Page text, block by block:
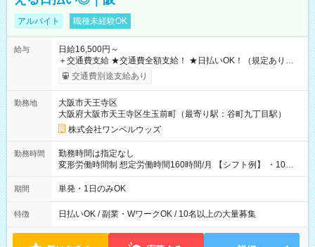
アルバイト 職種未経験OK
給与
日給16,500円～
＋交通費支給 ★交通費全額支給！ ★日払いOK！（規定あり） ┗
働いたその日に現金GET♪ お仕事後はコンビニATMから 日払
交通費別途支給あり
勤務地
大阪市天王寺区
大阪府大阪市天王寺区生玉前町（最寄り駅：谷町九丁目駅）
株式会社ワンベルウッズ
勤務時間
勤務時間は指定なし
変形労働時間制 想定労働時間160時間/月 【シフト例】 ・10：
00～20：00
期間 単発・1日のみOK
特徴 日払いOK / 副業・WワークOK / 10名以上の大量募集